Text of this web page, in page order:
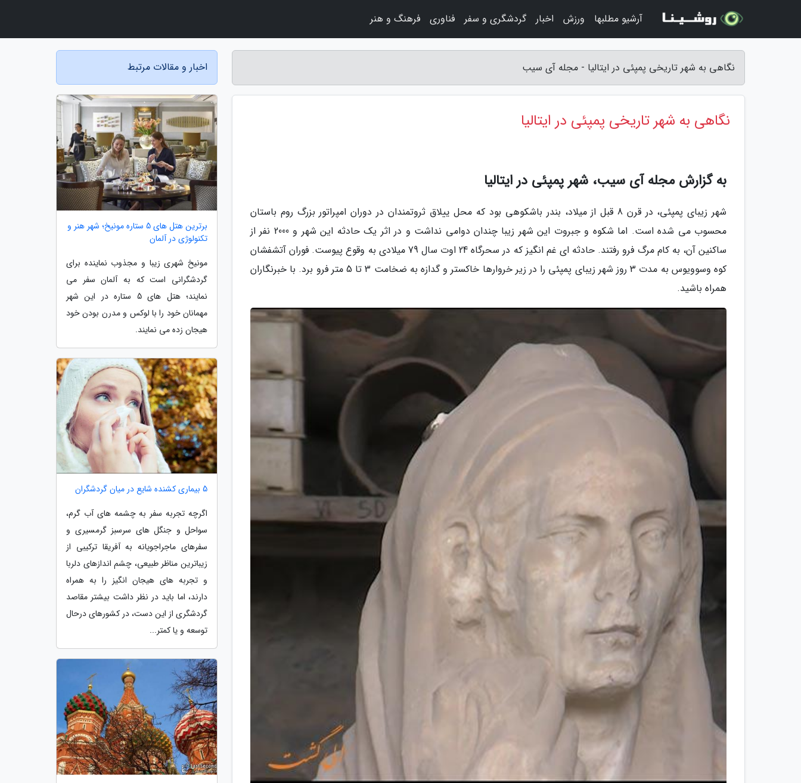
نگاهی به شهر تاریخی پمپئی در ایتالیا - مجله آی سیب
نگاهی به شهر تاریخی پمپئی در ایتالیا
به گزارش مجله آی سیب، شهر پمپئی در ایتالیا
شهر زیبای پمپئی، در قرن 8 قبل از میلاد، بندر باشکوهی بود که محل ییلاق ثروتمندان در دوران امپراتور بزرگ روم باستان
محسوب می شده است. اما شکوه و جبروت این شهر زیبا چندان دوامی نداشت و در اثر یک حادثه این شهر و 2000 نفر از
ساکنین آن، به کام مرگ فرو رفتند. حادثه ای غم انگیز که در سحرگاه 24 اوت سال 79 میلادی به وقوع پیوست. فوران آتشفشان
کوه وسوویوس به مدت 3 روز شهر زیبای پمپئی را در زیر خروارها خاکستر و گدازه به ضخامت 3 تا 5 متر فرو برد. با خبرنگاران
همراه باشید.
اخبار و مقالات مرتبط
برترین هتل های 5 ستاره مونیخ؛ شهر هنر و
تکنولوژی در آلمان
مونیخ شهری زیبا و مجذوب نماینده برای
گردشگرانی است که به آلمان سفر می
نمایند؛ هتل های 5 ستاره در این شهر
مهمانان خود را با لوکس و مدرن بودن خود
هیجان زده می نمایند.
5 بیماری کشنده شایع در میان گردشگران
اگرچه تجربه سفر به چشمه های آب گرم،
سواحل و جنگل های سرسبز گرمسیری و
سفرهای ماجراجویانه به آفریقا ترکیبی از
زیباترین مناظر طبیعی، چشم اندازهای دلربا
و تجربه های هیجان انگیز را به همراه
دارند، اما باید در نظر داشت بیشتر مقاصد
گردشگری از این دست، در کشورهای درحال
توسعه و یا کمتر...
آرشیو مطلبها ورزش اخبار گردشگری و سفر فناوری فرهنگ و هنر